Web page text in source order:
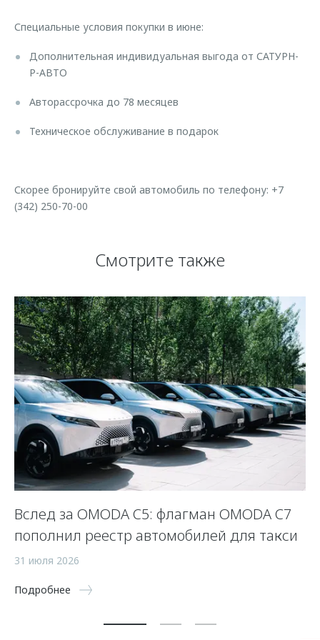
Кредитный калькулятор
Аксессуары
Оригинальные аксессуары
Запчасти
Калькулятор трейд-ин
Клуб владельцев OMODA
Запчасти
Специальные условия покупки в июне:
Дополнительная индивидуальная выгода от САТУРН-
Р-АВТО
Авторассрочка до 78 месяцев
Техническое обслуживание в подарок
Скорее бронируйте свой автомобиль по телефону: +7
(342) 250-70-00
Смотрите также
Вслед за OMODA C5: флагман OMODA C7
пополнил реестр автомобилей для такси
31 июля 2026
Подробнее